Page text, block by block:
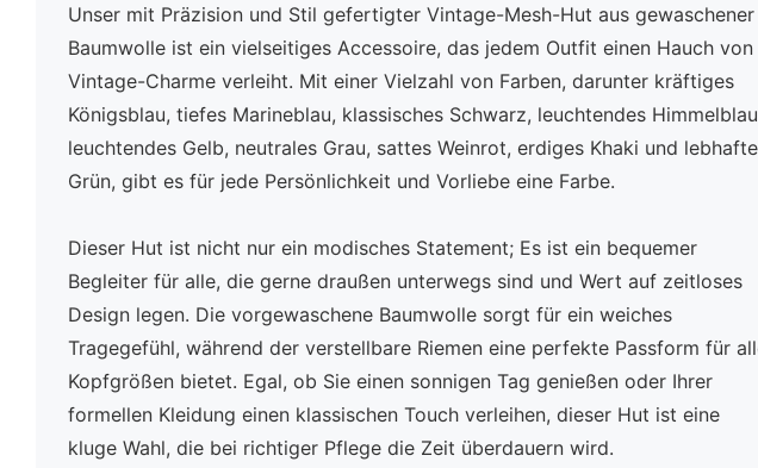
Unser mit Präzision und Stil gefertigter Vintage-Mesh-Hut aus gewaschener
Baumwolle ist ein vielseitiges Accessoire, das jedem Outfit einen Hauch von
Vintage-Charme verleiht. Mit einer Vielzahl von Farben, darunter kräftiges
Königsblau, tiefes Marineblau, klassisches Schwarz, leuchtendes
leuchtendes Gelb, neutrales Grau, sattes Weinrot, erdiges Khaki und
Grün, gibt es für jede Persönlichkeit und Vorliebe eine Farbe.
Dieser Hut ist nicht nur ein modisches Statement; Es ist ein bequemer
Begleiter für alle, die gerne draußen unterwegs sind und Wert auf zeitloses
Design legen. Die vorgewaschene Baumwolle sorgt für ein weiches
Tragegefühl, während der verstellbare Riemen eine perfekte Passform für
Kopfgrößen bietet. Egal, ob Sie einen sonnigen Tag genießen oder Ihrer
formellen Kleidung einen klassischen Touch verleihen, dieser Hut ist eine
kluge Wahl, die bei richtiger Pflege die Zeit überdauern wird.